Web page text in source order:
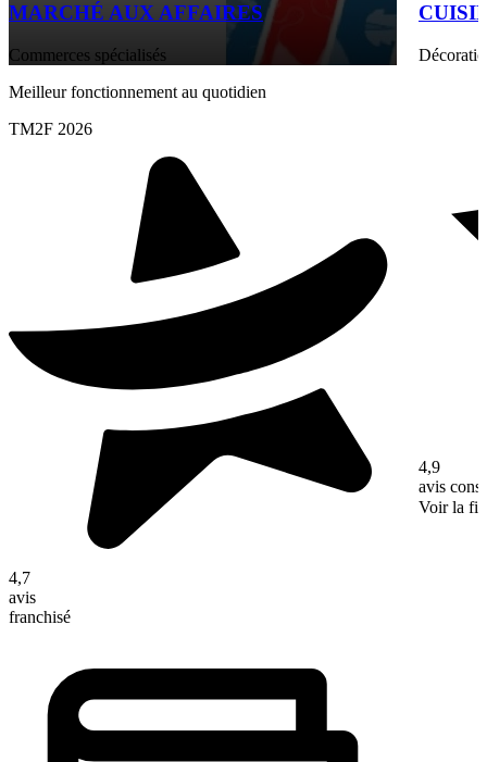
MARCHÉ AUX AFFAIRES
Commerces spécialisés
Meilleur fonctionnement au quotidien
TM2F 2026
4,7
avis
franchisé
4,9
avis
Voir la